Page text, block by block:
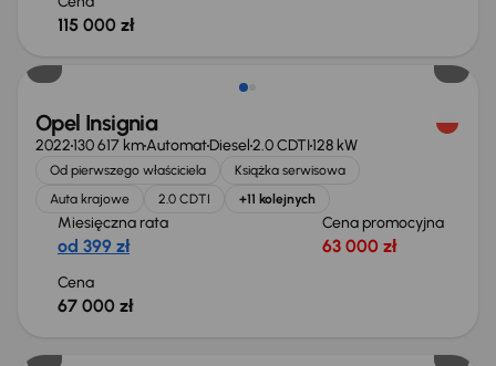
115 000 zł
Możliwość odliczenia VAT
Opel Insignia
2022130 617 kmAutomatDiesel2.0 CDTI128 kW
Od pierwszego właściciela
Książka serwisowa
Auta krajowe
2.0 CDTI +11 kolejnych
Miesięczna rata
od 399 zł
Cena promocyjna
63 000 zł
Cena
67 000 zł